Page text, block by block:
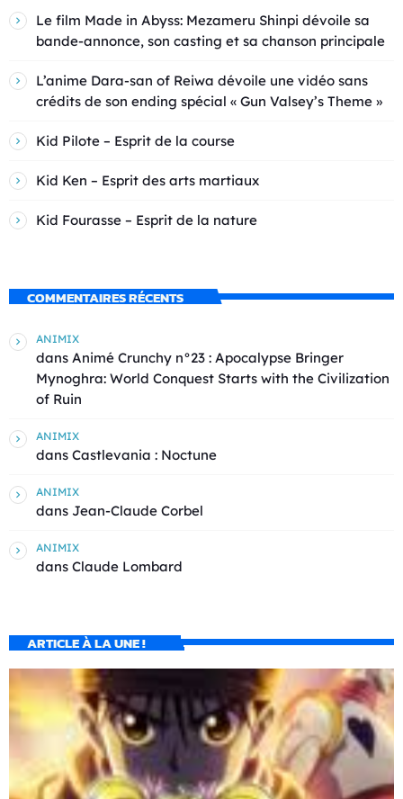
Le film Made in Abyss: Mezameru Shinpi dévoile sa
bande-annonce, son casting et sa chanson principale
L’anime Dara-san of Reiwa dévoile une vidéo sans
crédits de son ending spécial « Gun Valsey’s Theme »
Kid Pilote – Esprit de la course
Kid Ken – Esprit des arts martiaux
Kid Fourasse – Esprit de la nature
COMMENTAIRES RÉCENTS
ANIMIX
dans Animé Crunchy n°23 : Apocalypse Bringer
Mynoghra: World Conquest Starts with the Civilization
of Ruin
ANIMIX
dans Castlevania : Noctune
ANIMIX
dans Jean-Claude Corbel
ANIMIX
dans Claude Lombard
ARTICLE À LA UNE !